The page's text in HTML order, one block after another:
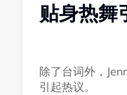
贴身热舞
除了台词外，
引起热议。